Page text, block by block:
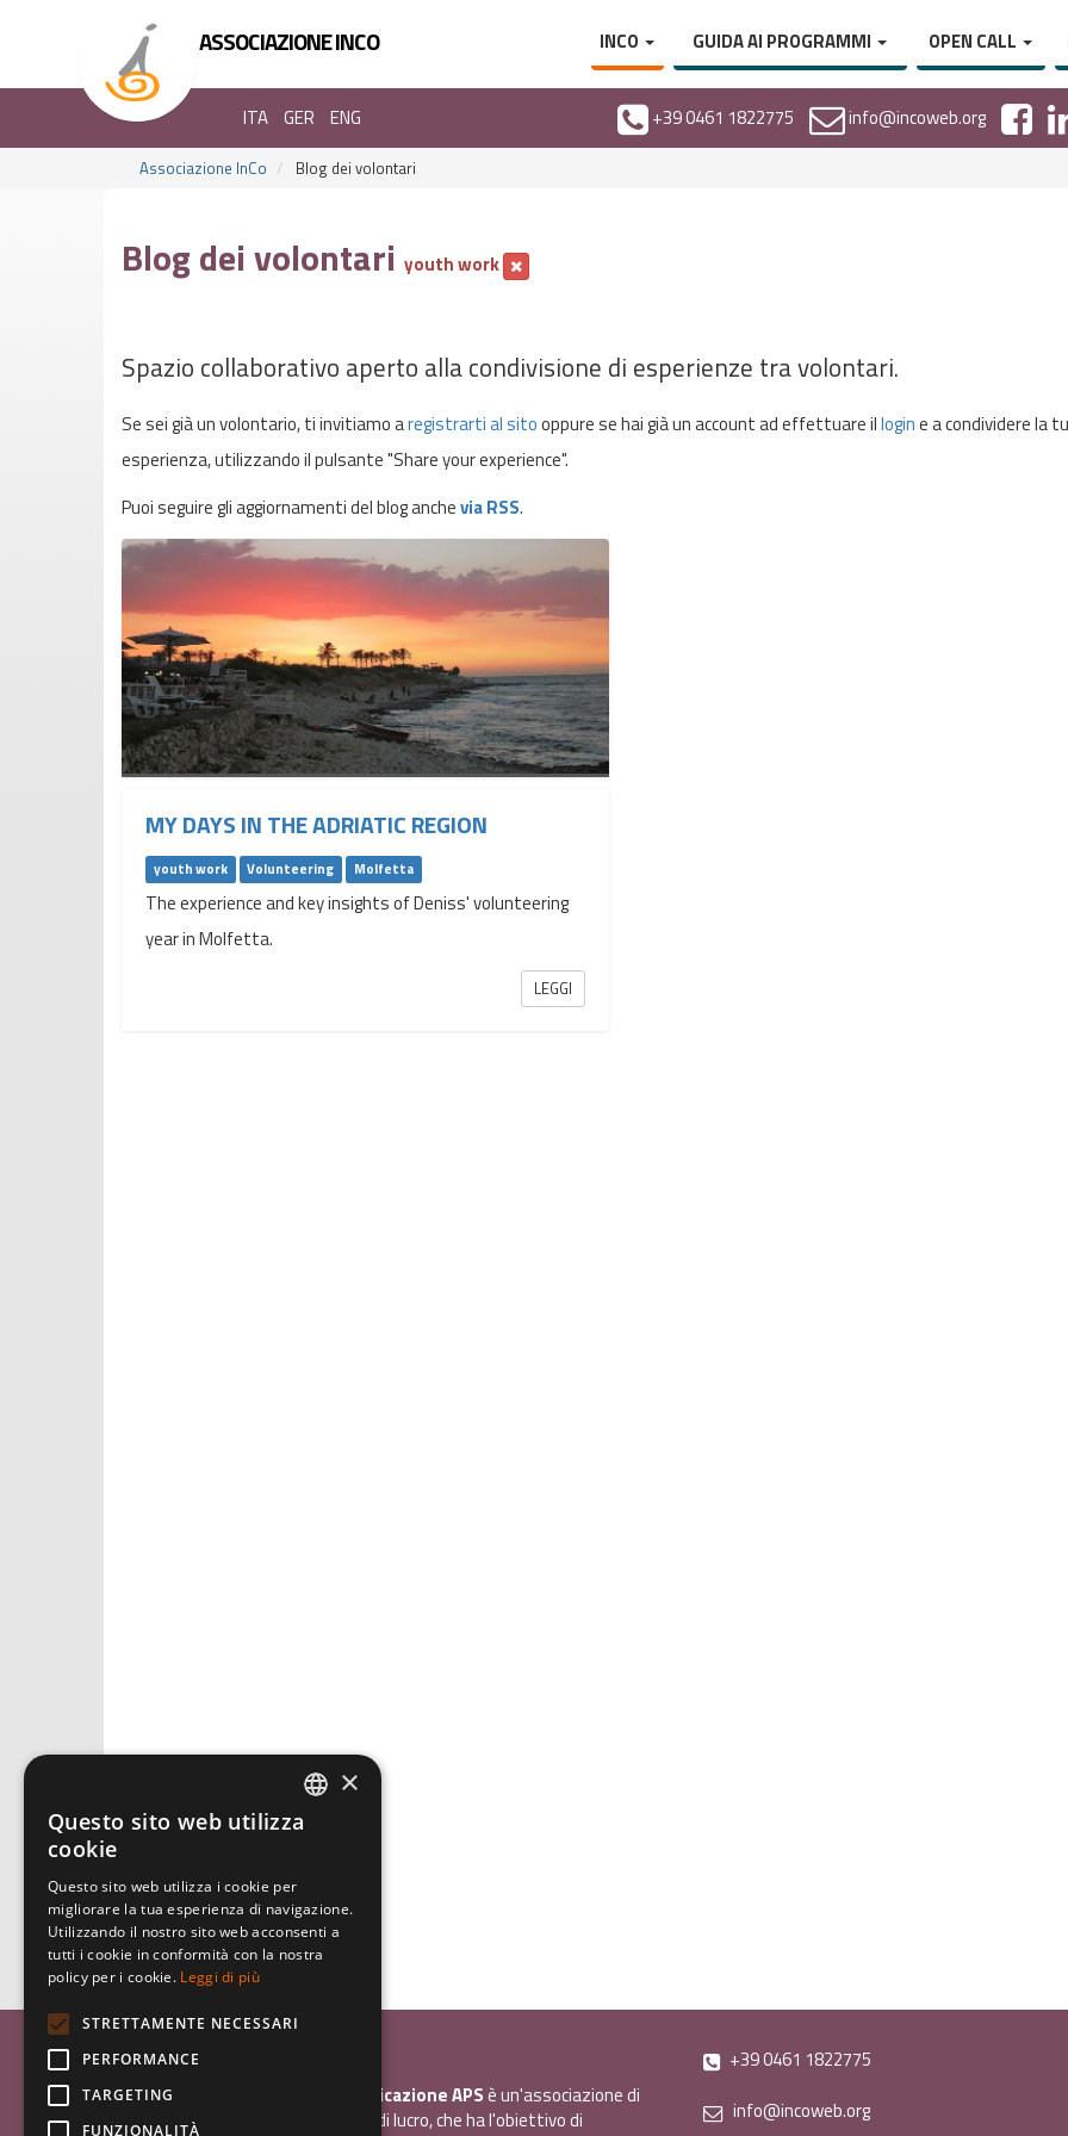
ASSOCIAZIONE INCO INCO GUIDA AI PROGRAMMI OPEN CALL
ITA GER ENG +39 0461 1822775 info@incoweb.org
Associazione InCo Blog dei volontari
Blog dei volontari youth work
Spazio collaborativo aperto alla condivisione di esperienze tra volontari.
Se sei già un volontario, ti invitiamo aregistrarti al sitooppure se hai già un account ad effettuare illogine a condividere la
esperienza, utilizzando il pulsante "Share your experience".
Puoi seguire gli aggiornamenti del blog anchevia RSS.
MY DAYS IN THE ADRIATIC REGION
youth work Volunteering Molfetta
The experience and key insights of Deniss' volunteering
year in Molfetta.
LEGGI
Associazione Inco
InCo - Interculturalità & Comunicazione APSè un'associazione di
promozione sociale, senza scopo di lucro, che ha l'obiettivo di
+39 0461 1822775
info@incoweb.org
GERMAN
×
Questo sito web utilizza
cookie
Questo sito web utilizza i cookie per
migliorare la tua esperienza di navigazione.
Utilizzando il nostro sito web acconsenti a
tutti i cookie in conformità con la nostra
policy per i cookie. Leggi di più
STRETTAMENTE NECESSARI
PERFORMANCE
TARGETING
FUNZIONALITÀ